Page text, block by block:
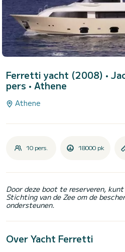
Ferretti yacht (2008) •
pers • Athene
Athene
10 pers. 18000 pk
Door deze boot te reserveren,
Stichting van de Zee om de
ondersteunen.
Over Yacht Ferretti